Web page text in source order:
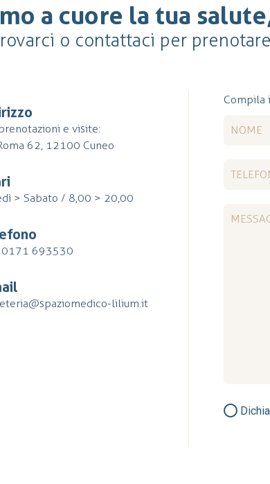
a cuore la tua
o contattaci per
e visite:
62, 12100 Cuneo
> Sabato / 8,00 > 20,00
0171 693530
lilium.it
Compila